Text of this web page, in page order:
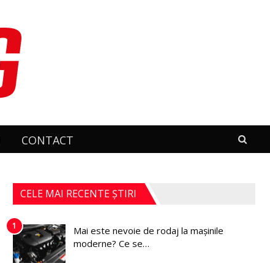
CONTACT
CELE MAI RECENTE ȘTIRI
1
Mai este nevoie de rodaj la mașinile
moderne? Ce se…